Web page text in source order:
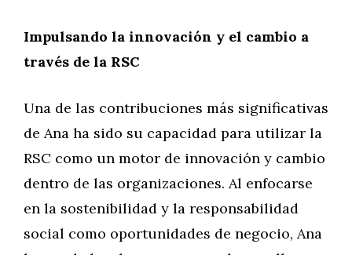
Impulsando la innovación y el cambio a
través de la RSC
Una de las contribuciones más significativas
de Ana ha sido su capacidad para utilizar la
RSC como un motor de innovación y cambio
dentro de las organizaciones. Al enfocarse
en la sostenibilidad y la responsabilidad
social como oportunidades de negocio, Ana